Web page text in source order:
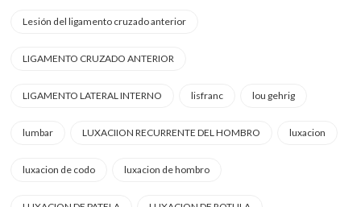
Lesión del ligamento cruzado anterior
LIGAMENTO CRUZADO ANTERIOR
LIGAMENTO LATERAL INTERNO lisfranc lou gehrig
lumbar LUXACIION RECURRENTE DEL HOMBRO luxacion
luxacion de codo luxacion de hombro